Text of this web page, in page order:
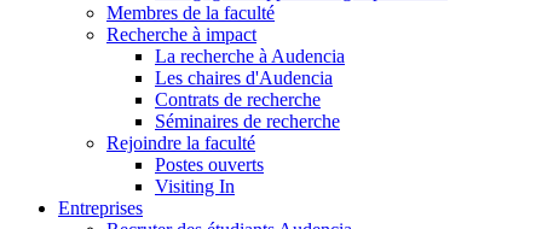
Membres de la faculté
Recherche à impact
La recherche à Audencia
Les chaires d'Audencia
Contrats de recherche
Séminaires de recherche
Rejoindre la faculté
Postes ouverts
Visiting In
Entreprises